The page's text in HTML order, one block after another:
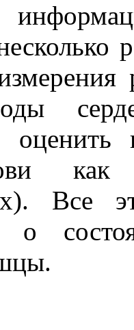
как
Все
о